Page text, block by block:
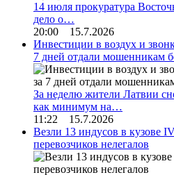
14 июля прокуратура
дело о…
20:00 15.7.2026
Инвестиции в воздух и
7 дней отдали мошенникам
За неделю жители Латвии
как минимум на…
11:22 15.7.2026
Везли 13 индусов в кузове
перевозчиков нелегалов